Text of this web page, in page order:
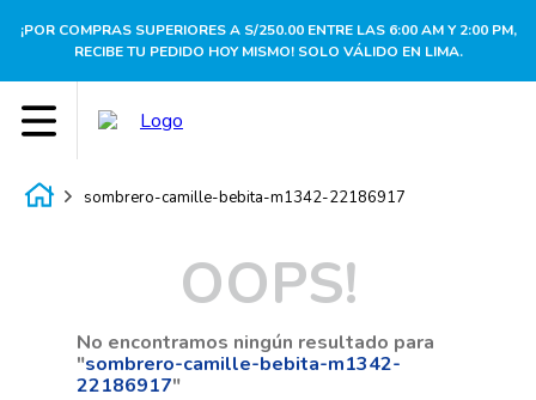
¡POR COMPRAS SUPERIORES A S/250.00 ENTRE LAS 6:00 AM Y 2:00 PM,
RECIBE TU PEDIDO HOY MISMO! SOLO VÁLIDO EN LIMA.
sombrero-camille-bebita-m1342-22186917
OOPS!
No encontramos ningún resultado para
"sombrero-camille-bebita-m1342-
22186917"